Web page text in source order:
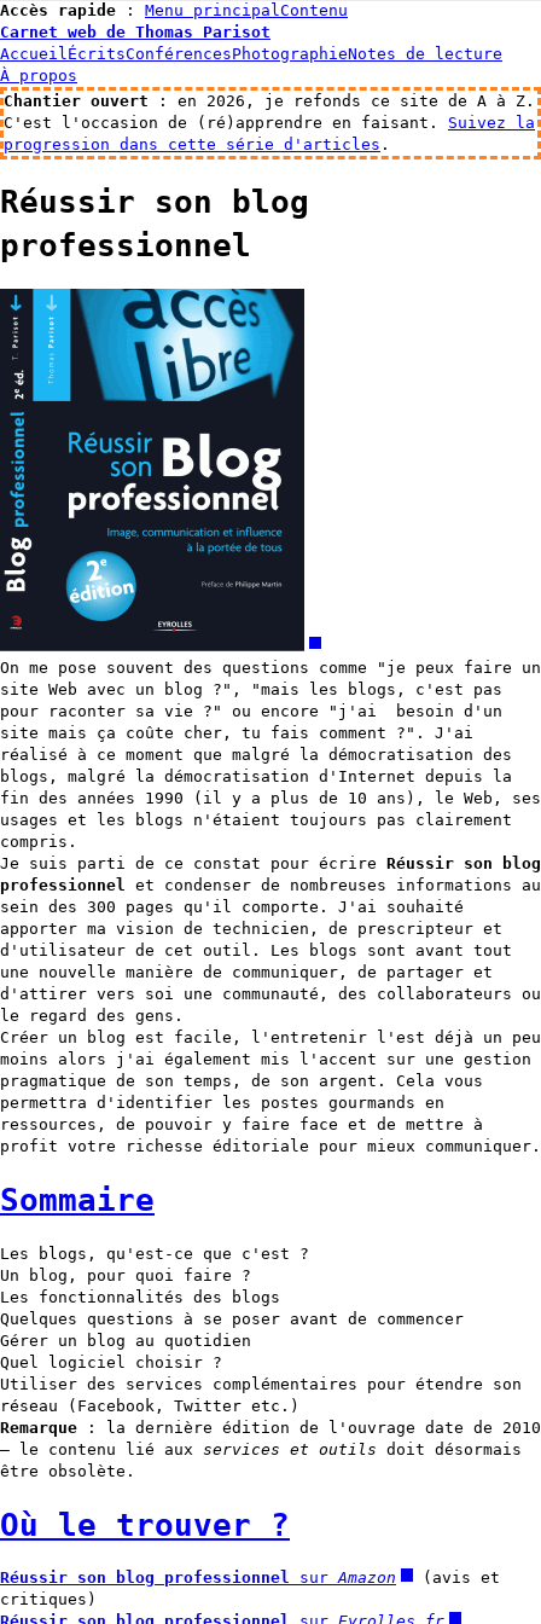
Accès rapide : Menu principalContenu
Carnet web de Thomas Parisot
AccueilÉcritsConférencesPhotographieNotes de lecture
À propos
Chantier ouvert : en 2026, je refonds ce site de A à Z.
C'est l'occasion de (ré)apprendre en faisant. Suivez la
progression dans cette série d'articles .
Réussir son blog
professionnel
On me pose souvent des questions comme "je peux faire un
site Web avec un blog ?", "mais les blogs, c'est pas
pour raconter sa vie ?" ou encore "j'ai besoin d'un
site mais ça coûte cher, tu fais comment ?". J'ai
réalisé à ce moment que malgré la démocratisation des
blogs, malgré la démocratisation d'Internet depuis la
fin des années 1990 (il y a plus de 10 ans), le Web, ses
usages et les blogs n'étaient toujours pas clairement
compris.
Je suis parti de ce constat pour écrire Réussir son blog
professionnel
et condenser de nombreuses informations au
sein des 300 pages qu'il comporte. J'ai souhaité
apporter ma vision de technicien, de prescripteur et
d'utilisateur de cet outil. Les blogs sont avant tout
une nouvelle manière de communiquer, de partager et
d'attirer vers soi une communauté, des collaborateurs ou
le regard des gens.
Créer un blog est facile, l'entretenir l'est déjà un peu
moins alors j'ai également mis l'accent sur une gestion
pragmatique de son temps, de son argent. Cela vous
permettra d'identifier les postes gourmands en
ressources, de pouvoir y faire face et de mettre à
profit votre richesse éditoriale pour mieux communiquer.
Sommaire
Les blogs, qu'est-ce que c'est ?
Un blog, pour quoi faire ?
Les fonctionnalités des blogs
Quelques questions à se poser avant de commencer
Gérer un blog au quotidien
Quel logiciel choisir ?
Utiliser des services complémentaires pour étendre son
réseau (Facebook, Twitter etc.)
Remarque : la dernière édition de l'ouvrage date de 2010
– le contenu lié aux services et outils doit désormais
être obsolète.
Où le trouver ?
Réussir son blog professionnel surAmazon
(avis et
critiques)